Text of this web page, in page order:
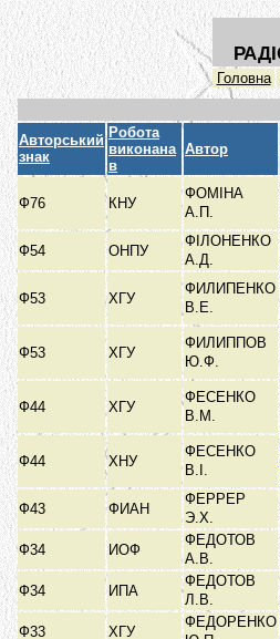
Головна
Авторський
знак
Робота
виконана
в
Автор
Ф76 КНУ
ФОМІНА
А.П.
Ф54
ОНПУ
ФІЛОНЕНКО
А.Д.
Ф53 ХГУ
ФИЛИПЕНКО
В.Е.
Ф53 ХГУ
ФИЛИППОВ
Ю.Ф.
Ф44 ХГУ
ФЕСЕНКО
В.М.
Ф44 ХНУ
ФЕСЕНКО
В.І.
Ф43
ФИАН
ФЕРРЕР
Э.Х.
Ф34
ИОФ
ФЕДОТОВ
А.В.
Ф34
ИПА
ФЕДОТОВ
Л.В.
Ф33
ХГУ
ФЕДОРЕНКО